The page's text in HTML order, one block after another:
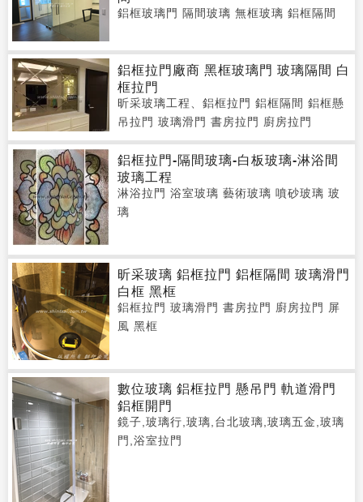
鋁框玻璃門 隔間玻璃 無框玻璃 鋁框隔間
鋁框拉門廠商 黑框玻璃門 玻璃隔間 白
框拉門
昕采玻璃工程、鋁框拉門 鋁框隔間 鋁框懸
吊拉門 玻璃滑門 書房拉門 廚房拉門
鋁框拉門-隔間玻璃-白板玻璃-淋浴間
玻璃工程
淋浴拉門 浴室玻璃 藝術玻璃 噴砂玻璃 玻
璃
昕采玻璃 鋁框拉門 鋁框隔間 玻璃滑門
白框 黑框
鋁框拉門 玻璃滑門 書房拉門 廚房拉門 屏
風 黑框
數位玻璃 鋁框拉門 懸吊門 軌道滑門
鋁框開門
鏡子,玻璃行,玻璃,台北玻璃,玻璃五金,玻璃
門,浴室拉門